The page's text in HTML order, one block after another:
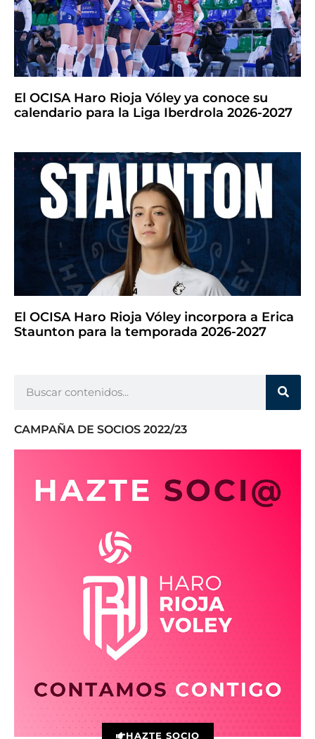
El OCISA Haro Rioja Vóley ya conoce su
calendario para la Liga Iberdrola 2026-2027
El OCISA Haro Rioja Vóley incorpora a Erica
Staunton para la temporada 2026-2027
CAMPAÑA DE SOCIOS 2022/23
HAZTE SOCIO